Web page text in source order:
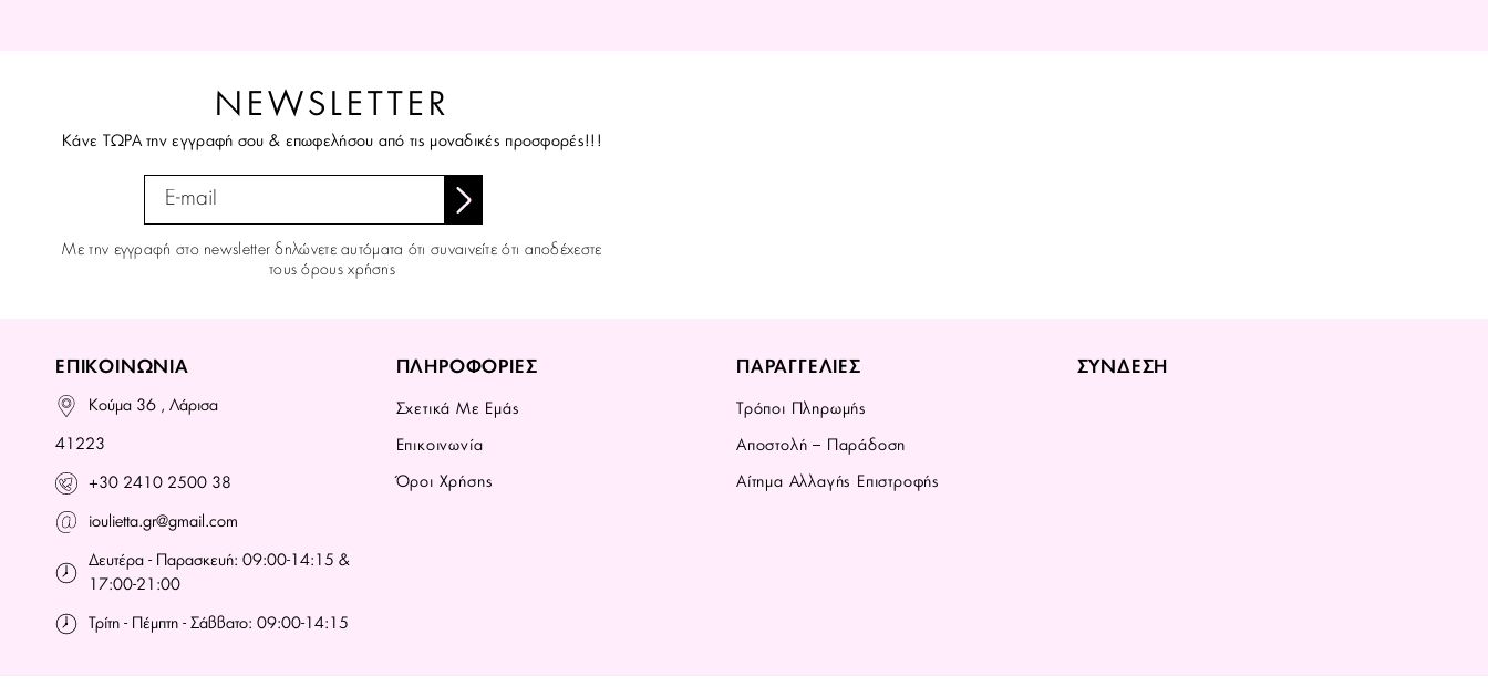
NEWSLETTER
Κάνε ΤΩΡΑ την εγγραφή σου & επωφελήσου από τις μοναδικές προσφορές!!!
Με την εγγραφή στο newsletter δηλώνετε αυτόματα ότι συναινείτε ότι αποδέχεστε
τους όρους χρήσης
ΕΠΙΚΟΙΝΩΝΙΑ
Κούμα 36 , Λάρισα
41223
+30 2410 2500 38
ioulietta.gr@gmail.com
Δευτέρα - Παρασκευή: 09:00-14:15 &
17:00-21:00
Τρίτη - Πέμπτη - Σάββατο: 09:00-14:15
ΠΛΗΡΟΦΟΡΙΕΣ
Σχετικά Με Εμάς
Επικοινωνία
Όροι Χρήσης
ΠΑΡΑΓΓΕΛΙΕΣ
Τρόποι Πληρωμής
Αποστολή – Παράδοση
Αίτημα Αλλαγής Επιστροφής
ΣΥΝΔΕΣΗ